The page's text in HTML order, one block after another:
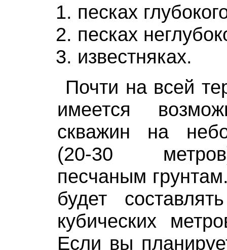
песках
песках
известняках.
Почти на всей
имеется
скважин на
(20-30
песчаным
будет
кубических
Если вы